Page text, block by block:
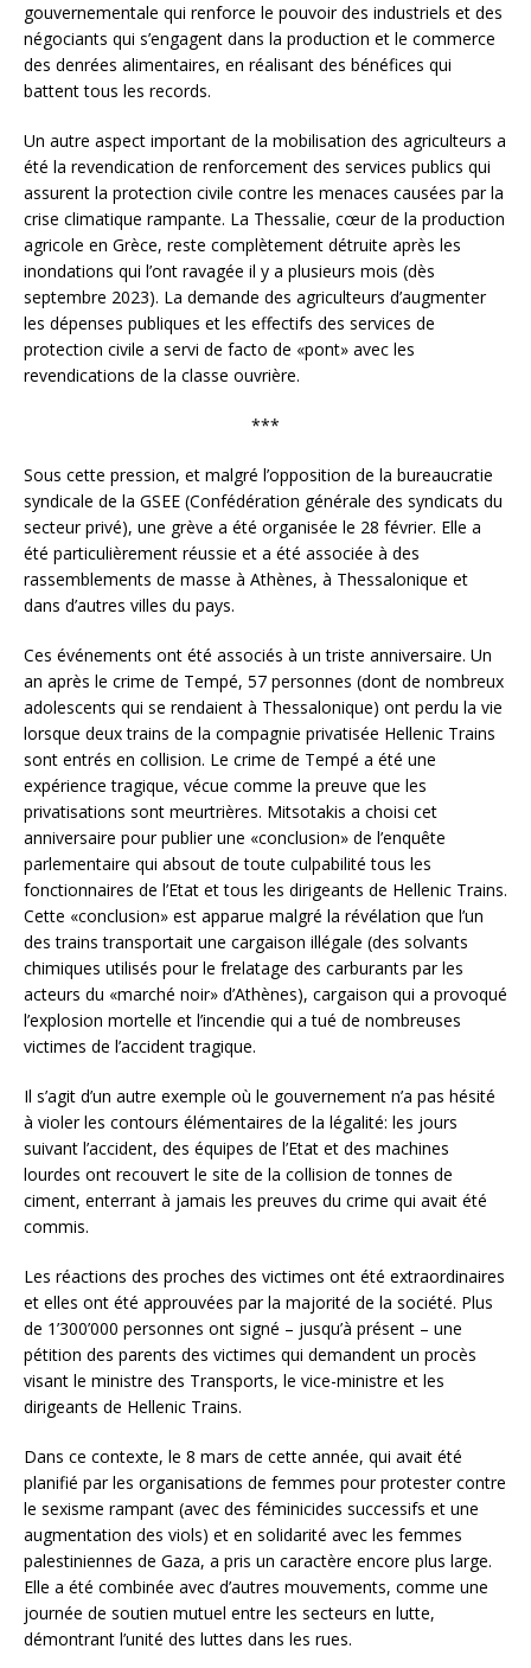
gouvernementale qui renforce le pouvoir des industriels et des
négociants qui s’engagent dans la production et le commerce
des denrées alimentaires, en réalisant des bénéfices qui
battent tous les records.
Un autre aspect important de la mobilisation des agriculteurs a
été la revendication de renforcement des services publics qui
assurent la protection civile contre les menaces causées par la
crise climatique rampante. La Thessalie, cœur de la production
agricole en Grèce, reste complètement détruite après les
inondations qui l’ont ravagée il y a plusieurs mois (dès
septembre 2023). La demande des agriculteurs d’augmenter
les dépenses publiques et les effectifs des services de
protection civile a servi de facto de «pont» avec les
revendications de la classe ouvrière.
***
Sous cette pression, et malgré l’opposition de la bureaucratie
syndicale de la GSEE (Confédération générale des syndicats du
secteur privé), une grève a été organisée le 28 février. Elle a
été particulièrement réussie et a été associée à des
rassemblements de masse à Athènes, à Thessalonique et
dans d’autres villes du pays.
Ces événements ont été associés à un triste anniversaire. Un
an après le crime de Tempé, 57 personnes (dont de nombreux
adolescents qui se rendaient à Thessalonique) ont perdu la vie
lorsque deux trains de la compagnie privatisée Hellenic Trains
sont entrés en collision. Le crime de Tempé a été une
expérience tragique, vécue comme la preuve que les
privatisations sont meurtrières. Mitsotakis a choisi cet
anniversaire pour publier une «conclusion» de l’enquête
parlementaire qui absout de toute culpabilité tous les
fonctionnaires de l’Etat et tous les dirigeants de Hellenic Trains.
Cette «conclusion» est apparue malgré la révélation que l’un
des trains transportait une cargaison illégale (des solvants
chimiques utilisés pour le frelatage des carburants par les
acteurs du «marché noir» d’Athènes), cargaison qui a provoqué
l’explosion mortelle et l’incendie qui a tué de nombreuses
victimes de l’accident tragique.
Il s’agit d’un autre exemple où le gouvernement n’a pas hésité
à violer les contours élémentaires de la légalité: les jours
suivant l’accident, des équipes de l’Etat et des machines
lourdes ont recouvert le site de la collision de tonnes de
ciment, enterrant à jamais les preuves du crime qui avait été
commis.
Les réactions des proches des victimes ont été extraordinaires
et elles ont été approuvées par la majorité de la société. Plus
de 1’300’000 personnes ont signé – jusqu’à présent – une
pétition des parents des victimes qui demandent un procès
visant le ministre des Transports, le vice-ministre et les
dirigeants de Hellenic Trains.
Dans ce contexte, le 8 mars de cette année, qui avait été
planifié par les organisations de femmes pour protester contre
le sexisme rampant (avec des féminicides successifs et une
augmentation des viols) et en solidarité avec les femmes
palestiniennes de Gaza, a pris un caractère encore plus large.
Elle a été combinée avec d’autres mouvements, comme une
journée de soutien mutuel entre les secteurs en lutte,
démontrant l’unité des luttes dans les rues.